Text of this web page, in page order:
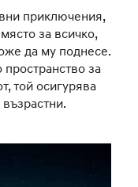
приключения,
за всичко,
да му поднесе.
за
той осигурява